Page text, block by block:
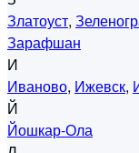
Златоуст,
Зарафшан
И
Иваново, Ижевск,
Й
Йошкар-Ола